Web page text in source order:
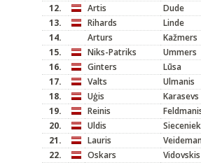
12.
Artis Dude
13.
Rihards Linde
14.
Arturs Kažmers
15.
Niks-Patriks Ummers
16.
Ginters Lūsa
17.
Valts
Ulmanis
18.
Uģis Karasevs
19.
Reinis
20.
Uldis
21.
Lauris
22.
Oskars
Vidovskis